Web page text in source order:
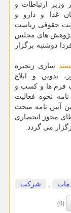
وزیر ارتباطات و
غذا و دارو و
حقوقی ریاست
پژوهش های مجلس
دوشنبه برگزار
سازی زنجیره
تدوین و ابلاغ
فرم ها و کسب و
نحوه فعالیت
آیین نامه مبحث
اعطای مجوز انحصاری
می گردد.
شركت
(0)